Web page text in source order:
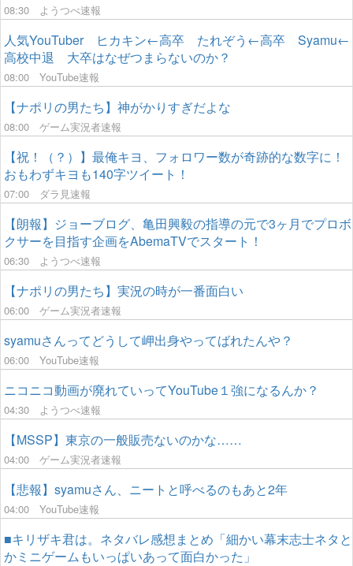
08:30 ようつべ速報
人気YouTuber ヒカキン←高卒 たれぞう←高卒 Syamu←
高校中退 大卒はなぜつまらないのか？
08:00 YouTube速報
【ナポリの男たち】神がかりすぎだよな
08:00 ゲーム実況者速報
【祝！（？）】最俺キヨ、フォロワー数が奇跡的な数字に！
おもわずキヨも140字ツイート！
07:00 ダラ見速報
【朗報】ジョーブログ、亀田興毅の指導の元で3ヶ月でプロボ
クサーを目指す企画をAbemaTVでスタート！
06:30 ようつべ速報
【ナポリの男たち】実況の時が一番面白い
06:00 ゲーム実況者速報
syamuさんってどうして岬出身やってばれたんや？
06:00 YouTube速報
ニコニコ動画が廃れていってYouTube１強になるんか？
04:30 ようつべ速報
【MSSP】東京の一般販売ないのかな……
04:00 ゲーム実況者速報
【悲報】syamuさん、ニートと呼べるのもあと2年
04:00 YouTube速報
■キリザキ君は。ネタバレ感想まとめ「細かい幕末志士ネタと
かミニゲームもいっぱいあって面白かった」